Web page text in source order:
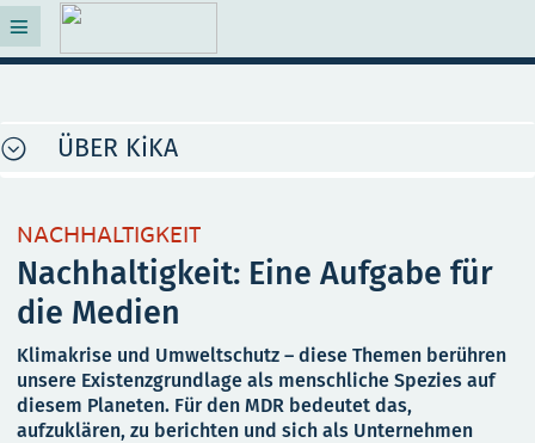
ÜBER KiKA
NACHHALTIGKEIT
Nachhaltigkeit: Eine Aufgabe für
die Medien
Klimakrise und Umweltschutz – diese Themen berühren
unsere Existenzgrundlage als menschliche Spezies auf
diesem Planeten. Für den MDR bedeutet das,
aufzuklären, zu berichten und sich als Unternehmen